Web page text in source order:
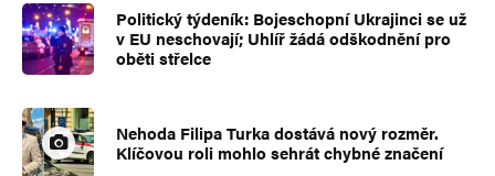
Politický týdeník: Bojeschopní Ukrajinci se už
v EU neschovají; Uhlíř žádá odškodnění pro
oběti střelce
Nehoda Filipa Turka dostává nový rozměr.
Klíčovou roli mohlo sehrát chybné značení